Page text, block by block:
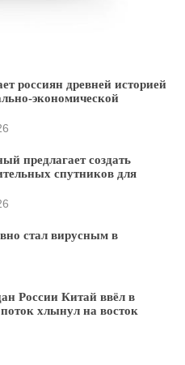
россиян древней историей
экономической
предлагает создать
спутников для
стал вирусным в
России Китай ввёл в
хлынул на восток